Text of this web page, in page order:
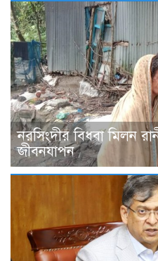
নরসিংদীর বিধবা মিলন
জীবনযাপন